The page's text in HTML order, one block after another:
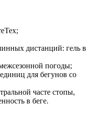
дистанций: гель в
погоды;
для бегунов со
часте стопы,
в беге.